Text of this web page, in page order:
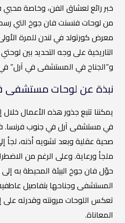
خبر رائع لعشاق الفن، وخاصة
من لوحات فنسنت فان جوخ التي
معرض كورتولد في لندن للمرة
التاريخية على وجه التحديد بين
و”الجناح في المستشفى في آرل”
نبذة عن لوحات مستشفى
في مستشفى آرل في جنوب فرنسا.
صحية عقلية وبعد تشويه أذنه،
ملجأ ورعاية. وعلى الرغم من
حوّل فان جوخ البيئة المحيطة به
المستشفى وجناحها بتفاصيل
تعكس اللوحات مرونته وقدرته
المعاناة.